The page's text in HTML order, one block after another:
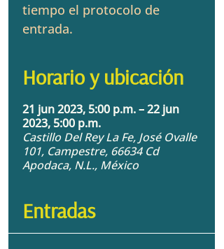
tiempo el protocolo de
entrada.
Horario y ubicación
21 jun 2023, 5:00 p.m. – 22 jun
2023, 5:00 p.m.
Castillo Del Rey La Fe, José Ovalle
101, Campestre, 66634 Cd
Apodaca, N.L., México
Entradas